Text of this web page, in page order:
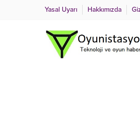
Yasal Uyarı Hakkımızda